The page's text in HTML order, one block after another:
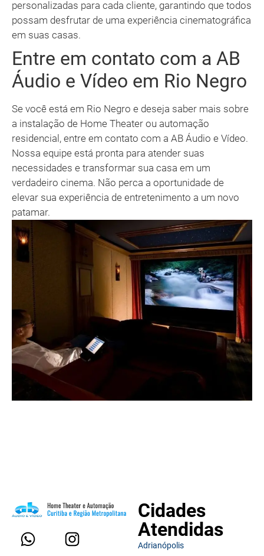
personalizadas para cada cliente, garantindo que todos
possam desfrutar de uma experiência cinematográfica
em suas casas.
Entre em contato com a AB
Áudio e Vídeo em Rio Negro
Se você está em Rio Negro e deseja saber mais sobre
a instalação de Home Theater ou automação
residencial, entre em contato com a AB Áudio e Vídeo.
Nossa equipe está pronta para atender suas
necessidades e transformar sua casa em um
verdadeiro cinema. Não perca a oportunidade de
elevar sua experiência de entretenimento a um novo
patamar.
Cidades
Atendidas
Adrianópolis